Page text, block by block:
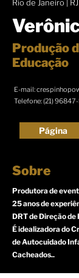
Rio de Janeiro | RJ
Produção
Educação
E-mail:
Telefone:(21)
Página
Sobre
Produtora de
25 anos de
DRT de Direção de
É idealizadora do
de Autocuidado
Cacheados..